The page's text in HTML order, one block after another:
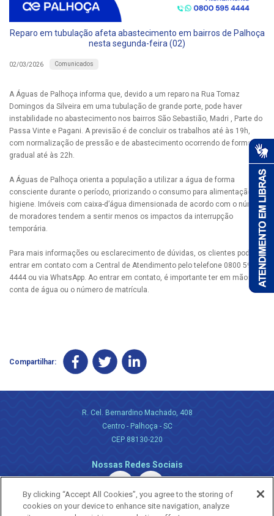
Reparo em tubulação afeta abastecimento em bairros de Palhoça
nesta segunda-feira (02)
02/03/2026 Comunicados
A Águas de Palhoça informa que, devido a um reparo na Rua Tomaz
Domingos da Silveira em uma tubulação de grande porte, pode haver
instabilidade no abastecimento nos bairros São Sebastião, Madri , Parte do
Passa Vinte e Pagani. A previsão é de concluir os trabalhos até às 19h,
com normalização de pressão e de abastecimento ocorrendo de forma
gradual até às 22h.
A Águas de Palhoça orienta a população a utilizar a água de forma
consciente durante o período, priorizando o consumo para alimentação e
higiene. Imóveis com caixa-d’água dimensionada de acordo com o número
de moradores tendem a sentir menos os impactos da interrupção
temporária.
Para mais informações ou esclarecimento de dúvidas, os clientes podem
entrar em contato com a Central de Atendimento pelo telefone 0800 595
4444 ou via WhatsApp. Ao entrar em contato, é importante ter em mãos a
conta de água ou o número de matrícula.
Compartilhar:
R. Cel. Bernardino Machado, 408
Centro - Palhoça - SC
CEP 88130-220
Nossas Redes Sociais
By clicking “Accept All Cookies”, you agree to the storing of
cookies on your device to enhance site navigation, analyze